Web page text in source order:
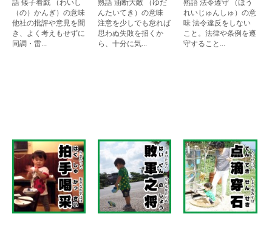
語 矮子看戯 （わいし
（の）かんぎ）の意味
他社の批評や意見を聞
き、よく考えもせずに
同調・雷...
熟語 油断大敵 （ゆだ
んたいてき）の意味
注意を少しでも怠れば
思わぬ失敗を招くか
ら、十分に気...
熟語 法令遵守 （ほう
れいじゅんしゅ）の意
味 法令違反をしない
こと。法律や条例を遵
守すること...